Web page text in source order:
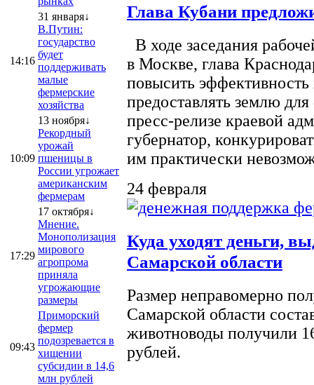
14:16
31 января↓
В.Путин:
государство
будет
поддерживать
малые
фермерские
хозяйства
10:09
13 ноября↓
Рекордный
урожай
пшеницы в
России угрожает
американским
фермерам
17:29
17 октября↓
Мнение.
Монополизация
мирового
агропрома
приняла
угрожающие
размеры
09:43
Приморский
фермер
подозревается в
хищении
субсидии в 14,6
млн рублей
Глава Кубани
В ходе заседания
в Москве, глава
повысить эффективность
предоставлять землю
пресс-релизе краевой
губернатор,
им практически
24 февраля
Куда уходят деньги,
Самарской области
Размер неправомерно
Самарской области
животноводы получили
рублей.